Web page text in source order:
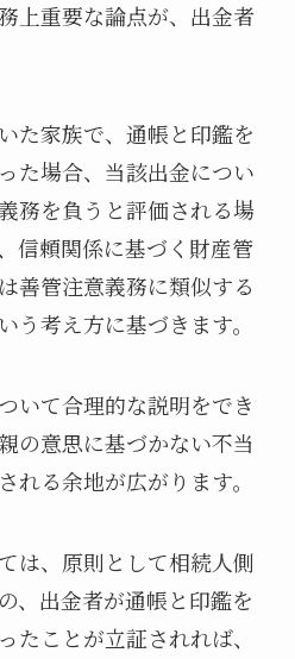
上重要な論点が、出金者
た家族で、通帳と印鑑を
た場合、当該出金につい
務を負うと評価される場
信頼関係に基づく財産管
善管注意義務に類似する
う考え方に基づきます。
いて合理的な説明をでき
の意思に基づかない不当
れる余地が広がります。
は、原則として相続人側
、出金者が通帳と印鑑を
たことが立証されれば、